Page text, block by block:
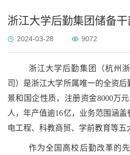
浙江大学后勤集团储备
2024-03-28 9072
浙江大学后勤集团（杭州
司）是浙江大学所属唯一的全资
景和国企性质，注册资金8000万
人，年产值逾16亿，业务范围涵盖
电工程、科教商贸、学前教育等五
作为全国高校后勤改革的